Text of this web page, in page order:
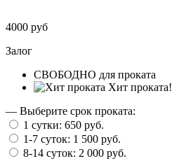
4000 руб
Залог
СВОБОДНО для проката
Хит проката!
— Выберите срок проката:
1 сутки: 650 руб.
1-7 суток: 1 500 руб.
8-14 суток: 2 000 руб.